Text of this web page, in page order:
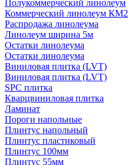
Полукоммерческий линолеум
Коммерческий линолеум КМ2
Распродажа линолеума
Линолеум ширина 5м
Остатки линолеума
Остатки линолеума
Виниловая плитка (LVT)
Виниловая плитка (LVT)
SPC плитка
Кварцвиниловая плитка
Ламинат
Пороги напольные
Плинтус напольный
Плинтус пластиковый
Плинтус 100мм
Плинтус 55мм